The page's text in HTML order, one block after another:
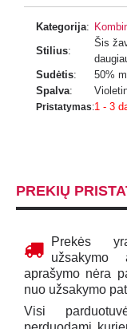
Kategorija:
Stilius:
Šis
Sudėtis:
50%
Spalva:
Pristatymas:1 - 3
PREKIŲ
Prekės
užsakymo
aprašymo nėra
nuo užsakymo
Visi